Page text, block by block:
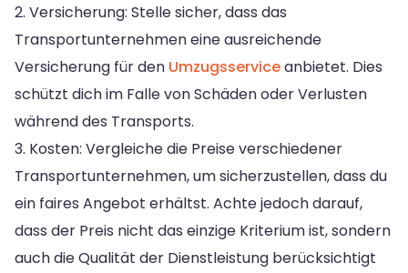
2. Versicherung: Stelle sicher, dass das
Transportunternehmen eine ausreichende
Versicherung für den Umzugsserviceanbietet. Dies
schützt dich im Falle von Schäden oder Verlusten
während des Transports.
3. Kosten: Vergleiche die Preise verschiedener
Transportunternehmen, um sicherzustellen, dass du
ein faires Angebot erhältst. Achte jedoch darauf,
dass der Preis nicht das einzige Kriterium ist, sondern
auch die Qualität der Dienstleistung berücksichtigt